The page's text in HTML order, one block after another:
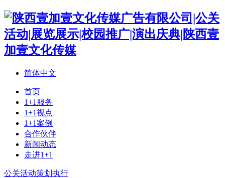
简体中文
首页
1+1服务
1+1视点
1+1案例
合作伙伴
新闻动态
走进1+1
公关活动策划执行